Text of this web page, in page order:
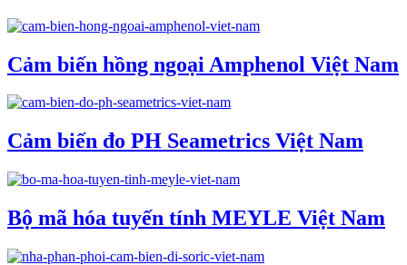
Cảm biến hồng ngoại Amphenol Việt Nam
Cảm biến đo PH Seametrics Việt Nam
Bộ mã hóa tuyến tính MEYLE Việt Nam